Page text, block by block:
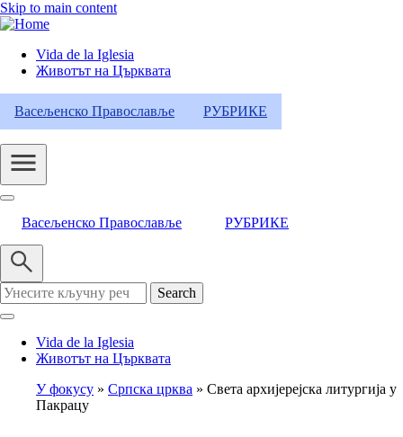
Skip to main content
Header
Category
Menu
Vida de la Iglesia
Животът на Църквата
Васељенско Православље РУБРИКЕ
Васељенско Православље РУБРИКЕ
Search
Vida de la Iglesia
Животът на Църквата
Breadcrumb
У фокусу Српска црква
Света архијерејска литургија у
Пакрацу